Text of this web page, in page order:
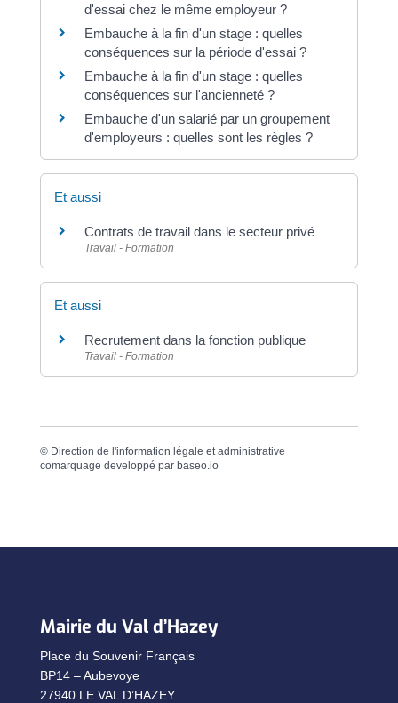
d'essai chez le même employeur ?
Embauche à la fin d'un stage : quelles
conséquences sur la période d'essai ?
Embauche à la fin d'un stage : quelles
conséquences sur l'ancienneté ?
Embauche d'un salarié par un groupement
d'employeurs : quelles sont les règles ?
Et aussi
Contrats de travail dans le secteur privé
Travail - Formation
Et aussi
Recrutement dans la fonction publique
Travail - Formation
© Direction de l'information légale et administrative
comarquage developpé par baseo.io
Mairie du Val d’Hazey
Place du Souvenir Français
BP14 – Aubevoye
27940 LE VAL D’HAZEY